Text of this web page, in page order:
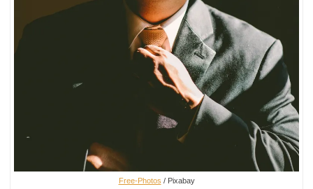
Free-Photos / Pixabay